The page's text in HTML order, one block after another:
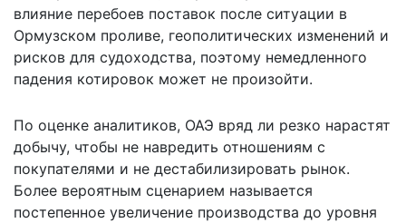
влияние перебоев поставок после ситуации в
Ормузском проливе, геополитических изменений и
рисков для судоходства, поэтому немедленного
падения котировок может не произойти.
По оценке аналитиков, ОАЭ вряд ли резко нарастят
добычу, чтобы не навредить отношениям с
покупателями и не дестабилизировать рынок.
Более вероятным сценарием называется
постепенное увеличение производства до уровня